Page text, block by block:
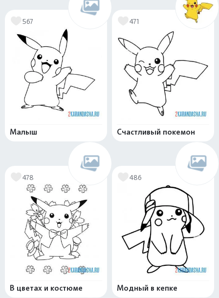
567
Малыш
471
Счастливый покемон
478
В цветах и костюме
486
Модный в кепке